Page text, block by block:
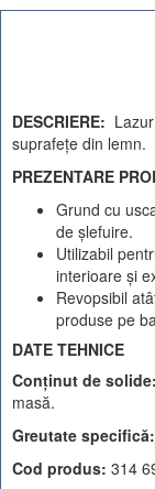
DESCRIERE:
suprafeţe din lemn.
PREZENTARE
Grund cu
de şlefuire.
Utilizabil
interioare şi
Revopsibil
produse pe
DATE TEHNICE
Conţinut de solide:
masă.
Greutate specifică:
Cod produs: 314